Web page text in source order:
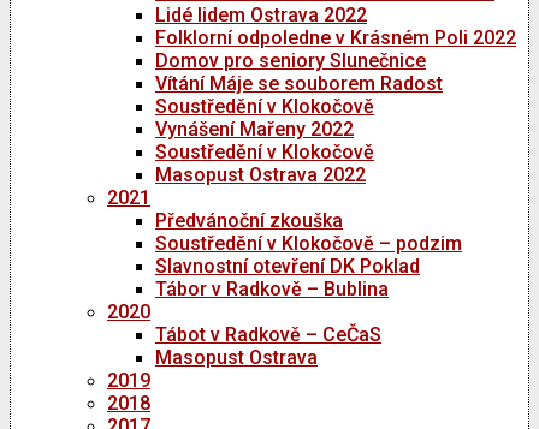
Lidé lidem Ostrava 2022
Folklorní odpoledne v Krásném Poli 2022
Domov pro seniory Slunečnice
Vítání Máje se souborem Radost
Soustředění v Klokočově
Vynášení Mařeny 2022
Soustředění v Klokočově
Masopust Ostrava 2022
2021
Předvánoční zkouška
Soustředění v Klokočově – podzim
Slavnostní otevření DK Poklad
Tábor v Radkově – Bublina
2020
Tábot v Radkově – CeČaS
Masopust Ostrava
2019
2018